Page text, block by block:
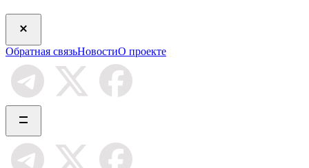
Обратная связьНовостиО проекте